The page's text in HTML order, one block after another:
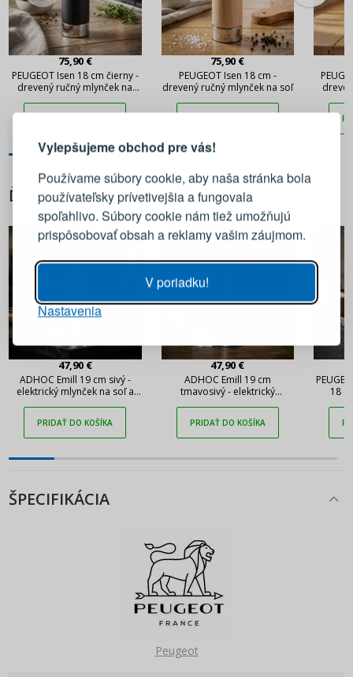
Vylepšujeme obchod pre vás!
Používame súbory cookie, aby naša stránka bola
používateľsky prívetivejšia a fungovala
spoľahlivo. Súbory cookie nám tiež umožňujú
prispôsobovať obsah a reklamy vašim záujmom.
V poriadku!
Nastavenia
75,90 €
PEUGEOT Isen 18 cm čierny -
drevený ručný mlynček na
75,90 €
PEUGEOT Isen 18 cm -
drevený ručný mlynček na soľ
ĎALŠIE Z TEJTO KATEGÓRIE
47,90 €
ADHOC Emill 19 cm sivý -
elektrický mlynček na soľ a
ocele
PRIDAŤ DO KOŠÍKA
47,90 €
ADHOC Emill 19 cm
tmavosivý - elektrický
nehrdzavejúcej ocele
PRIDAŤ DO KOŠÍKA
18
ŠPECIFIKÁCIA
Peugeot
PRIHLÁSENIE REGISTRÁCIA
Prihláste sa k svojmu účtu
E-mail
PRIHLÁSIŤ SA
Pripomenutie hesla